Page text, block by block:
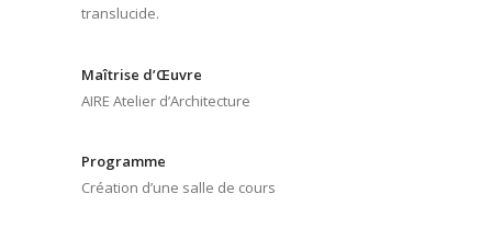
translucide.
Maîtrise d’Œuvre
AIRE Atelier d’Architecture
Programme
Création d’une salle de cours